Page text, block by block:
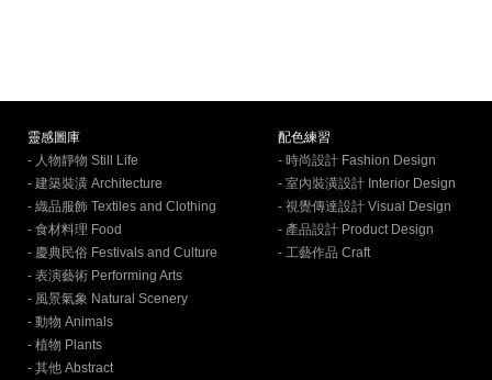
靈感圖庫
- 人物靜物 Still Life
- 建築裝潢 Architecture
- 織品服飾 Textiles and Clothing
- 食材料理 Food
- 慶典民俗 Festivals and Culture
- 表演藝術 Performing Arts
- 風景氣象 Natural Scenery
- 動物 Animals
- 植物 Plants
- 其他 Abstract
配色練習
- 時尚設計 Fashion Design
- 室內裝潢設計 Interior Design
- 視覺傳達設計 Visual Design
- 產品設計 Product Design
- 工藝作品 Craft